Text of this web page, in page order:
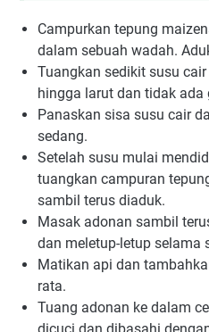
Campurkan tepung
dalam sebuah wadah.
Tuangkan sedikit susu
hingga larut dan tidak ada
Panaskan sisa susu cair
sedang.
Setelah susu mulai
tuangkan campuran
sambil terus diaduk.
Masak adonan sambil
dan meletup-letup selama
Matikan api dan
rata.
Tuang adonan ke dalam
dicuci dan dibasahi